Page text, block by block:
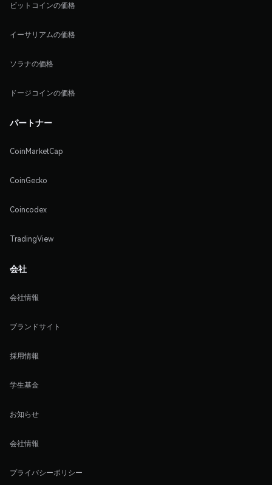
ビットコインの価格
イーサリアムの価格
ソラナの価格
ドージコインの価格
パートナー
CoinMarketCap
CoinGecko
Coincodex
TradingView
会社
会社情報
ブランドサイト
採用情報
学生基金
お知らせ
会社情報
プライバシーポリシー